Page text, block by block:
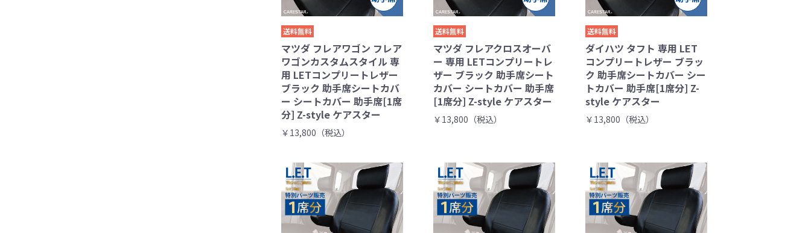
送料無料
マツダ フレアワゴン フレア
ワゴンカスタムスタイル 専
用 LETコンプリートレザー
ブラック 助手席シートカバ
ー シートカバー 助手席[1席
分] Z-style ケアスター
￥13,800（税込）
送料無料
マツダ フレアクロスオーバ
ー 専用 LETコンプリートレ
ザー ブラック 助手席シート
カバー シートカバー 助手席
[1席分] Z-style ケアスター
￥13,800（税込）
送料無料
ダイハツ タフト 専用 LET
コンプリートレザー ブラッ
ク 助手席シートカバー シー
トカバー 助手席[1席分] Z-
style ケアスター
￥13,800（税込）